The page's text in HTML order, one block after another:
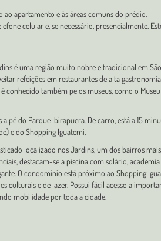
ao apartamento e às áreas comuns do prédio.
celular e, se necessário, presencialmente.
é uma região muito nobre e tradicional em
refeições em restaurantes de alta
conhecido também pelos museus, como o
a pé do Parque Ibirapuera. De carro, está a 15
e do Shopping Iguatemi.
localizado nos Jardins, um dos bairros
destacam-se a piscina com solário,
O condomínio está próximo ao Shopping
culturais e de lazer. Possui fácil acesso a
mobilidade por toda a cidade.